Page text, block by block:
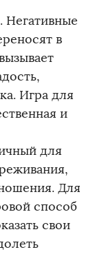
Негативные
в
Игра для
и
для
Для
способ
свои